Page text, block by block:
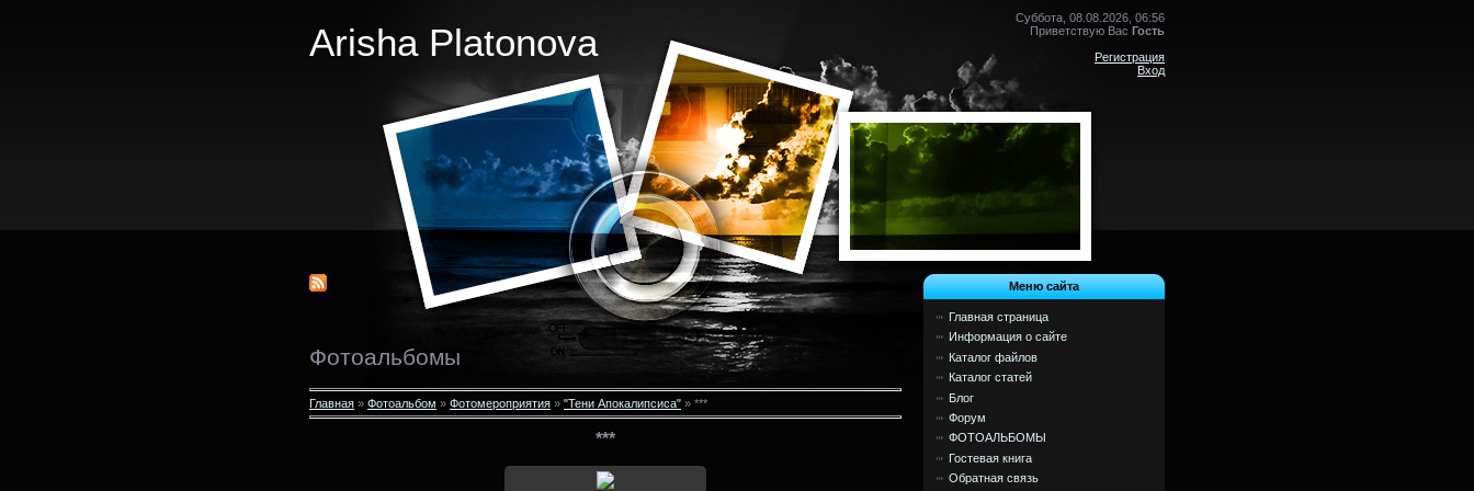
Arisha Platonova
Суббота, 08.08.2026, 06:56
Приветствую Вас Гость
Регистрация
Вход
Фотоальбомы
Главная » Фотоальбом » Фотомероприятия » "Тени Апокалипсиса" » ***
***
Меню сайта
Главная страница
Информация о сайте
Каталог файлов
Каталог статей
Блог
Форум
ФОТОАЛЬБОМЫ
Гостевая книга
Обратная связь